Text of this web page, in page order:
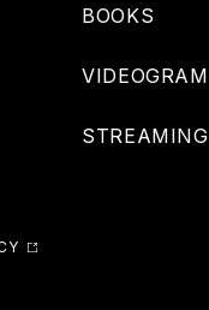
BOOKS
VIDEOGRAM
STREAMING